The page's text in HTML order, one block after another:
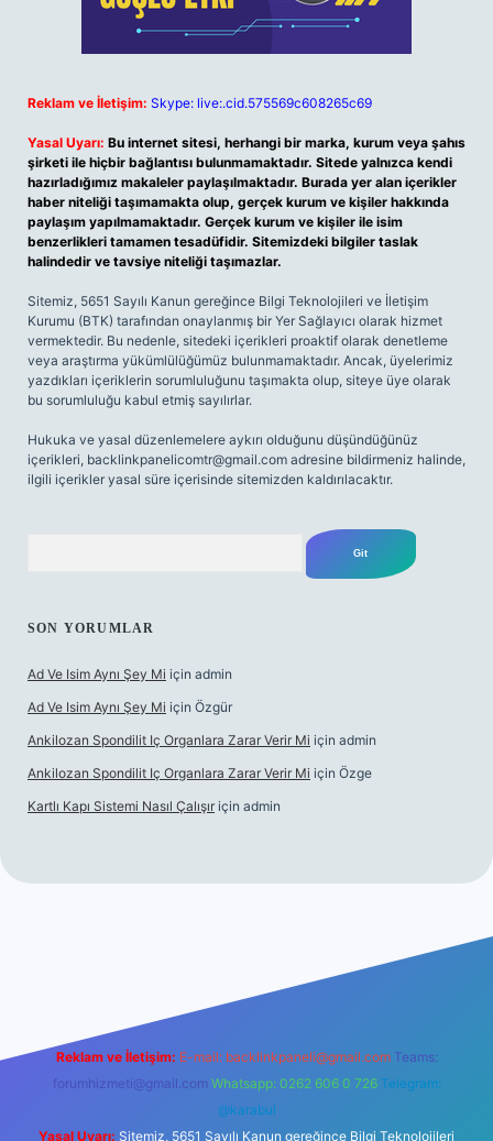
Reklam ve İletişim: Skype: live:.cid.575569c608265c69
Yasal Uyarı: Bu internet sitesi, herhangi bir marka, kurum veya şahıs
şirketi ile hiçbir bağlantısı bulunmamaktadır. Sitede yalnızca kendi
hazırladığımız makaleler paylaşılmaktadır. Burada yer alan içerikler
haber niteliği taşımamakta olup, gerçek kurum ve kişiler hakkında
paylaşım yapılmamaktadır. Gerçek kurum ve kişiler ile isim
benzerlikleri tamamen tesadüfidir. Sitemizdeki bilgiler taslak
halindedir ve tavsiye niteliği taşımazlar.
Sitemiz, 5651 Sayılı Kanun gereğince Bilgi Teknolojileri ve İletişim
Kurumu (BTK) tarafından onaylanmış bir Yer Sağlayıcı olarak hizmet
vermektedir. Bu nedenle, sitedeki içerikleri proaktif olarak denetleme
veya araştırma yükümlülüğümüz bulunmamaktadır. Ancak, üyelerimiz
yazdıkları içeriklerin sorumluluğunu taşımakta olup, siteye üye olarak
bu sorumluluğu kabul etmiş sayılırlar.
Hukuka ve yasal düzenlemelere aykırı olduğunu düşündüğünüz
içerikleri, backlinkpanelicomtr@gmail.com adresine bildirmeniz halinde,
ilgili içerikler yasal süre içerisinde sitemizden kaldırılacaktır.
SON YORUMLAR
Ad Ve Isim Aynı Şey Mi için admin
Ad Ve Isim Aynı Şey Mi için Özgür
Ankilozan Spondilit Iç Organlara Zarar Verir Mi için admin
Ankilozan Spondilit Iç Organlara Zarar Verir Mi için Özge
Kartlı Kapı Sistemi Nasıl Çalışır için admin
Reklam ve İletişim: E-mail: backlinkpaneli@gmail.com Teams:
forumhizmeti@gmail.com Whatsapp: 0262 606 0 726 Telegram:
@karabul
Yasal Uyarı: Sitemiz, 5651 Sayılı Kanun gereğince Bilgi Teknolojileri